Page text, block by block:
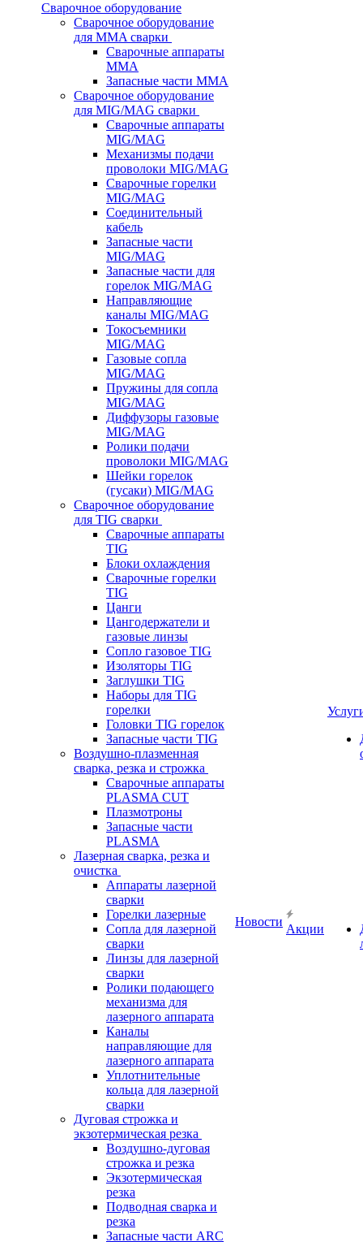
Сварочное оборудование
Сварочное оборудование
для MMA сварки
Сварочные аппараты
MMA
Запасные части MMA
Сварочное оборудование
для MIG/MAG сварки
Сварочные аппараты
MIG/MAG
Механизмы подачи
проволоки MIG/MAG
Сварочные горелки
MIG/MAG
Соединительный
кабель
Запасные части
MIG/MAG
Запасные части для
горелок MIG/MAG
Направляющие
каналы MIG/MAG
Токосъемники
MIG/MAG
Газовые сопла
MIG/MAG
Пружины для сопла
MIG/MAG
Диффузоры газовые
MIG/MAG
Ролики подачи
проволоки MIG/MAG
Шейки горелок
(гусаки) MIG/MAG
Сварочное оборудование
для TIG сварки
Сварочные аппараты
TIG
Блоки охлаждения
Сварочные горелки
TIG
Цанги
Цангодержатели и
газовые линзы
Сопло газовое TIG
Изоляторы TIG
Заглушки TIG
Наборы для TIG
горелки
Головки TIG горелок
Запасные части TIG
Воздушно-плазменная
сварка, резка и строжка
Сварочные аппараты
PLASMA CUT
Плазмотроны
Запасные части
PLASMA
Лазерная сварка, резка и
очистка
Аппараты лазерной
сварки
Горелки лазерные
Сопла для лазерной
сварки
Линзы для лазерной
сварки
Ролики подающего
механизма для
лазерного аппарата
Каналы
направляющие для
лазерного аппарата
Уплотнительные
кольца для лазерной
сварки
Дуговая строжка и
экзотермическая резка
Воздушно-дуговая
строжка и резка
Экзотермическая
резка
Подводная сварка и
резка
Запасные части ARC
Новости
Акции